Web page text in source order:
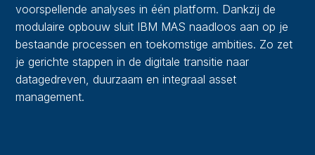
voorspellende analyses in één platform. Dankzij de
modulaire opbouw sluit IBM MAS naadloos aan op je
bestaande processen en toekomstige ambities. Zo zet
je gerichte stappen in de digitale transitie naar
datagedreven, duurzaam en integraal asset
management.